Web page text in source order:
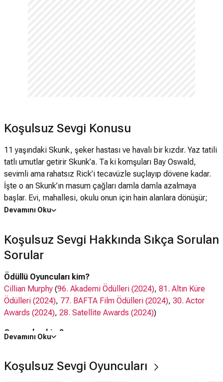
Koşulsuz Sevgi Konusu
11 yaşındaki Skunk, şeker hastası ve havalı bir kızdır. Yaz tatili
tatlı umutlar getirir Skunk’a. Ta ki komşuları Bay Oswald,
sevimli ama rahatsız Rick’i tecavüzle suçlayıp dövene kadar.
İşte o an Skunk’ın masum çağları damla damla azalmaya
başlar. Evi, mahallesi, okulu onun için hain alanlara dönüşür;
çocukluğunun tasasız belirsizliği yerini önce korkunç
bırakır. Tanınmış tiyatro ve opera yönetmeni Rufus Norris’in ilk
sinema filmi Koşulsuz Sevgi, Cannes’da Eleştirmenler
Haftası’nın açılış filmiydi. Daniel Clay’in romanından uyarlanan
filmin özgün müziklerinde Damon Albarn’ın imzası var.
Devamını Oku
Koşulsuz Sevgi Hakkında Sıkça Sorulan
Sorular
Ödüllü Oyuncuları kim?
Cillian Murphy (96. Akademi Ödülleri (2024), 81. Altın Küre
Ödülleri (2024), 77. BAFTA Film Ödülleri (2024), 30. Actor
Awards (2024), 28. Satellite Awards (2024))
Oyuncuları kim?
Ne zaman çıktı?
Devamını Oku
Koşulsuz Sevgi Oyuncuları